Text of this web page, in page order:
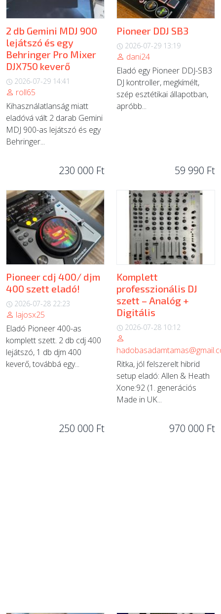
2 db Gemini MDJ 900
lejátszó és egy
Behringer Pro Mixer
DJX750 keverő
2026-07-29 14:41
roll65
Kihasználatlanság miatt
eladóvá vált 2 darab Gemini
MDJ 900-as lejátszó és egy
Behringer...
230 000 Ft
Pioneer DDJ SB3
2026-07-29 13:19
dani24
Eladó egy Pioneer DDJ-SB3
DJ kontroller, megkímélt,
szép esztétikai állapotban,
apróbb...
59 990 Ft
Pioneer cdj 400/ djm
400 szett eladó!
2026-07-28 22:23
lajosx25
Eladó Pioneer 400-as
komplett szett. 2 db cdj 400
lejátszó, 1 db djm 400
keverő, továbbá egy...
250 000 Ft
Komplett
professzionális DJ
szett – Analóg +
Digitális
2026-07-28 10:12
Ritka, jól felszerelt hibrid
setup eladó: Allen & Heath
Xone:92 (1. generációs
Made in UK...
970 000 Ft